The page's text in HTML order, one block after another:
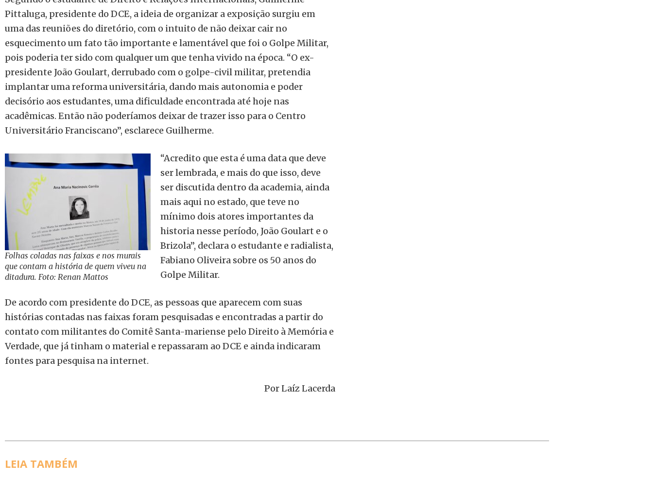
Pittaluga, presidente do DCE, a ideia de organizar a exposição surgiu em
uma das reuniões do diretório, com o intuito de não deixar cair no
esquecimento um fato tão importante e lamentável que foi o Golpe Militar,
pois poderia ter sido com qualquer um que tenha vivido na época. “O ex-
presidente João Goulart, derrubado com o golpe-civil militar, pretendia
implantar uma reforma universitária, dando mais autonomia e poder
decisório aos estudantes, uma dificuldade encontrada até hoje nas
acadêmicas. Então não poderíamos deixar de trazer isso para o Centro
Universitário Franciscano”, esclarece Guilherme.
Folhas coladas nas faixas e nos murais
que contam a história de quem viveu na
ditadura. Foto: Renan Mattos
“Acredito que esta é uma data que deve
ser lembrada, e mais do que isso, deve
ser discutida dentro da academia, ainda
mais aqui no estado, que teve no
mínimo dois atores importantes da
historia nesse período, João Goulart e o
Brizola”, declara o estudante e radialista,
Fabiano Oliveira sobre os 50 anos do
Golpe Militar.
De acordo com presidente do DCE, as pessoas que aparecem com suas
histórias contadas nas faixas foram pesquisadas e encontradas a partir do
contato com militantes do Comitê Santa-mariense pelo Direito à Memória e
Verdade, que já tinham o material e repassaram ao DCE e ainda indicaram
fontes para pesquisa na internet.
Por Laíz Lacerda
LEIA TAMBÉM